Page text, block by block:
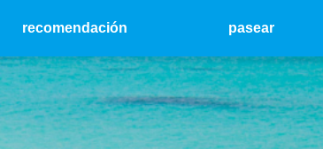
recomendación pasear